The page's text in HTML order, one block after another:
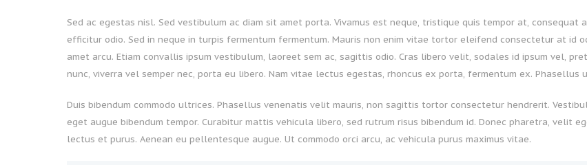
Sed ac egestas nisl. Sed vestibulum ac diam sit amet porta. Vivamus est neque, tristique quis tempor at,
efficitur odio. Sed in neque in turpis fermentum fermentum. Mauris non enim vitae tortor eleifend consectetur at id
amet arcu. Etiam convallis ipsum vestibulum, laoreet sem ac, sagittis odio. Cras libero velit, sodales id ipsum vel,
nunc, viverra vel semper nec, porta eu libero. Nam vitae lectus egestas, rhoncus ex porta, fermentum ex. Phasellus
Duis bibendum commodo ultrices. Phasellus venenatis velit mauris, non sagittis tortor consectetur hendrerit.
eget augue bibendum tempor. Curabitur mattis vehicula libero, sed rutrum risus bibendum id. Donec pharetra, velit
lectus et purus. Aenean eu pellentesque augue. Ut commodo orci arcu, ac vehicula purus maximus vitae.